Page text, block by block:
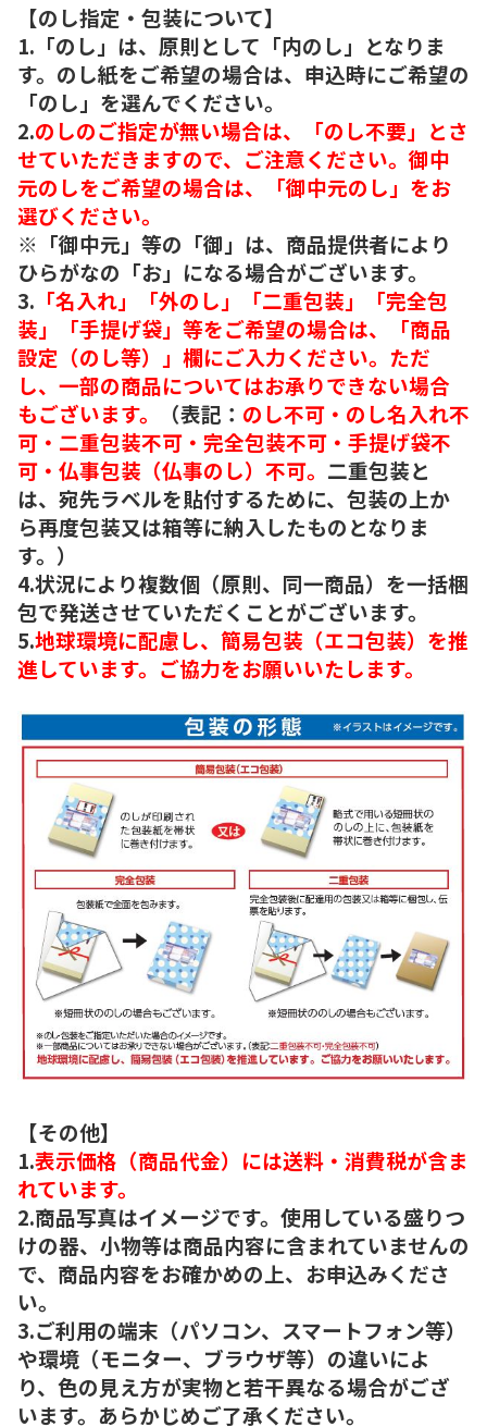
【のし指定・包装について】
1.「のし」は、原則として「内のし」となりま
す。のし紙をご希望の場合は、申込時にご希望の
「のし」を選んでください。
2.のしのご指定が無い場合は、「のし不要」とさ
せていただきますので、ご注意ください。御中
元のしをご希望の場合は、「御中元のし」をお
選びください。
※「御中元」等の「御」は、商品提供者により
ひらがなの「お」になる場合がございます。
3. 「名入れ」「外のし」「二重包装」「完全包
装」「手提げ袋」等をご希望の場合は、「商品
設定（のし等）」欄にご入力ください。ただ
し、一部の商品についてはお承りできない場合
もございます。
（表記： のし不可・のし名入れ不
可・二重包装不可・完全包装不可・手提げ袋不
可・仏事包装（仏事のし）不可。 二重包装と
は、宛先ラベルを貼付するために、包装の上か
ら再度包装又は箱等に納入したものとなりま
す。）
4.状況により複数個（原則、同一商品）を一括梱
包で発送させていただくことがございます。
5.地球環境に配慮し、簡易包装（エコ包装）を推
進しています。ご協力をお願いいたします。
【その他】
1.表示価格（商品代金）には送料・消費税が含ま
れています。
2.商品写真はイメージです。使用している盛りつ
けの器、小物等は商品内容に含まれていませんの
で、商品内容をお確かめの上、お申込みくださ
い。
3.ご利用の端末（パソコン、スマートフォン等）
や環境（モニター、ブラウザ等）の違いによ
り、色の見え方が実物と若干異なる場合がござ
います。あらかじめご了承ください。